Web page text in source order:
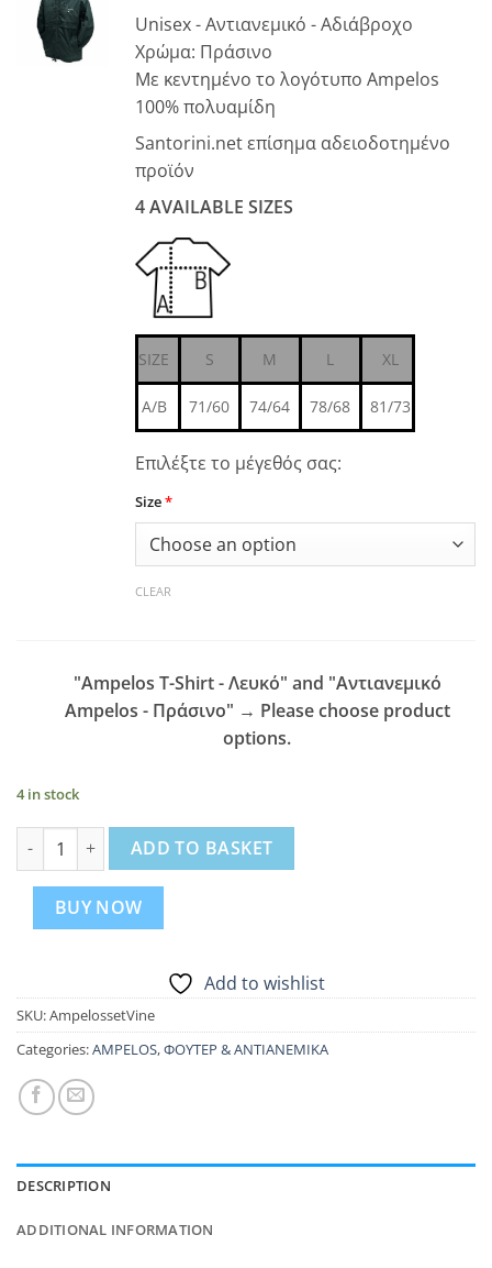
Unisex - Αντιανεμικό - Αδιάβροχο
Χρώμα: Πράσινο
Με κεντημένο το λογότυπο Ampelos
100% πολυαμίδη
Santorini.net επίσημα αδειοδοτημένο
προϊόν
4 AVAILABLE SIZES
SIZE S M L XL
A/B 71/60 74/64 78/68 81/73
Επιλέξτε το μέγεθός σας:
Size*
CLEAR
"Ampelos T-Shirt - Λευκό" and "Αντιανεμικό
Ampelos - Πράσινο" → Please choose product
options.
4 in stock
Ampelos Σετ 'Vine' quantity
ADD TO BASKET
BUY NOW
Add to wishlist
SKU:AmpelossetVine
Categories:AMPELOS,ΦΟΥΤΕΡ & ΑΝΤΙΑΝΕΜΙΚΑ
DESCRIPTION
ADDITIONAL INFORMATION